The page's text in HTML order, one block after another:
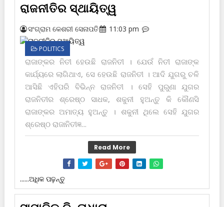
ରାଜନୀତିର ସ୍ଥାୟିତ୍ୱ
ସଂଗ୍ରାମ କେଶରୀ ସେନାପତି 11:03 pm
POLITICS
ରାଜାଙ୍କର ନିତୀ ହେଉଛି ରାଜନିତୀ । ଯେଉଁ ନିତୀ ରାଜାଙ୍କ
କାର୍ଯ୍ୟରେ ଲାଗିଥାଏ, ସେ ହେଉଛି ରାଜନିତୀ । ଆଦି ଯୁଗରୁ ଚଳି
ଆସିଛି ଏହିପରି ବିଭିନ୍ନ ରାଜନିତୀ । ସେହି ପୁରୁଣା ଯୁଗର
ରାଜନିତୀର ଶ୍ରେଷ୍ଠ ସାଧକ, ଶକୁନୀ ହୁଅନ୍ତୁ କି କୌଣସି
ରାଜାଙ୍କର ଅମାତ୍ୟ ହୁଅନ୍ତୁ । ଶକୁନୀ ଥିଲେ ସେହି ଯୁଗର
ଶ୍ରେଷ୍ଠ ରାଜାନିତୀଜ୍ଞ...
Read More
......ଅଧିକ ପଢ଼ନ୍ତୁ